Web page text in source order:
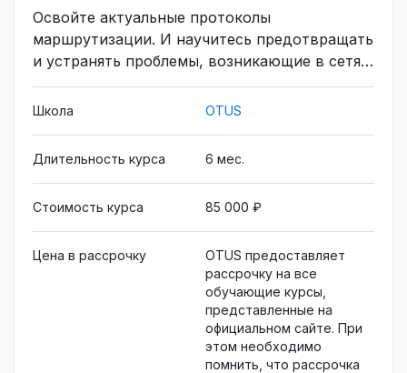
Освойте актуальные протоколы
маршрутизации. И научитесь предотвращать
и устранять проблемы, возникающие в сетях
VLAN, STP, ЭТП, ВПР, МТС, с помощью них
вы сможете строить стандарты коммутации
энергосистемы США, страны-члены ЕС и
продвинутый уровень
Школа OTUS
Длительность курса 6 мес.
Стоимость курса 85 000 ₽
Цена в рассрочку
OTUS предоставляет
рассрочку на все
обучающие курсы,
представленные на
официальном сайте. При
этом необходимо
помнить, что рассрочка